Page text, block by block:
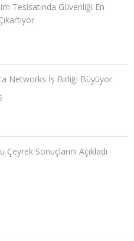
Tesisatında Güvenliği En
Networks İş Birliği Büyüyor
Sonuçlarını Açıkladı